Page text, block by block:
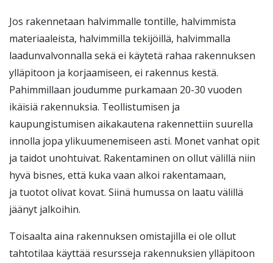
Jos rakennetaan halvimmalle tontille, halvimmista
materiaaleista, halvimmilla tekijöillä, halvimmalla
laadunvalvonnalla sekä ei käytetä rahaa rakennuksen
ylläpitoon ja korjaamiseen, ei rakennus kestä.
Pahimmillaan joudumme purkamaan 20-30 vuoden
ikäisiä rakennuksia. Teollistumisen ja
kaupungistumisen aikakautena rakennettiin suurella
innolla jopa ylikuumenemiseen asti. Monet vanhat opit
ja taidot unohtuivat. Rakentaminen on ollut välillä niin
hyvä bisnes, että kuka vaan alkoi rakentamaan,
ja tuotot olivat kovat. Siinä humussa on laatu välillä
jäänyt jalkoihin.
Toisaalta aina rakennuksen omistajilla ei ole ollut
tahtotilaa käyttää resursseja rakennuksien ylläpitoon